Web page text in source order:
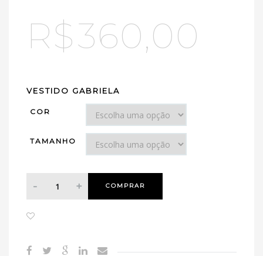
R$360,00
VESTIDO GABRIELA
COR
TAMANHO
COMPRAR